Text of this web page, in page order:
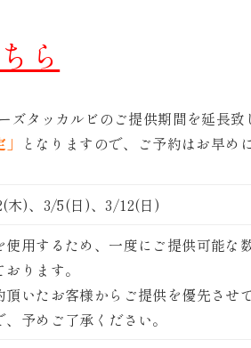
ら
ズタッカルビのご提供期間を延長致
となりますので、ご予約はお早め
木)、3/5(日)、3/12(日)
使用するため、一度にご提供可能な
ります。
頂いたお客様からご提供を優先させて
予めご了承ください。